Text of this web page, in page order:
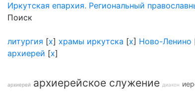
Иркутская епархия. Региональный
Поиск
литургия [x] храмы иркутска [x] Ново-Ленино
архиерей [x]
архиерей архиерейское служение диакон